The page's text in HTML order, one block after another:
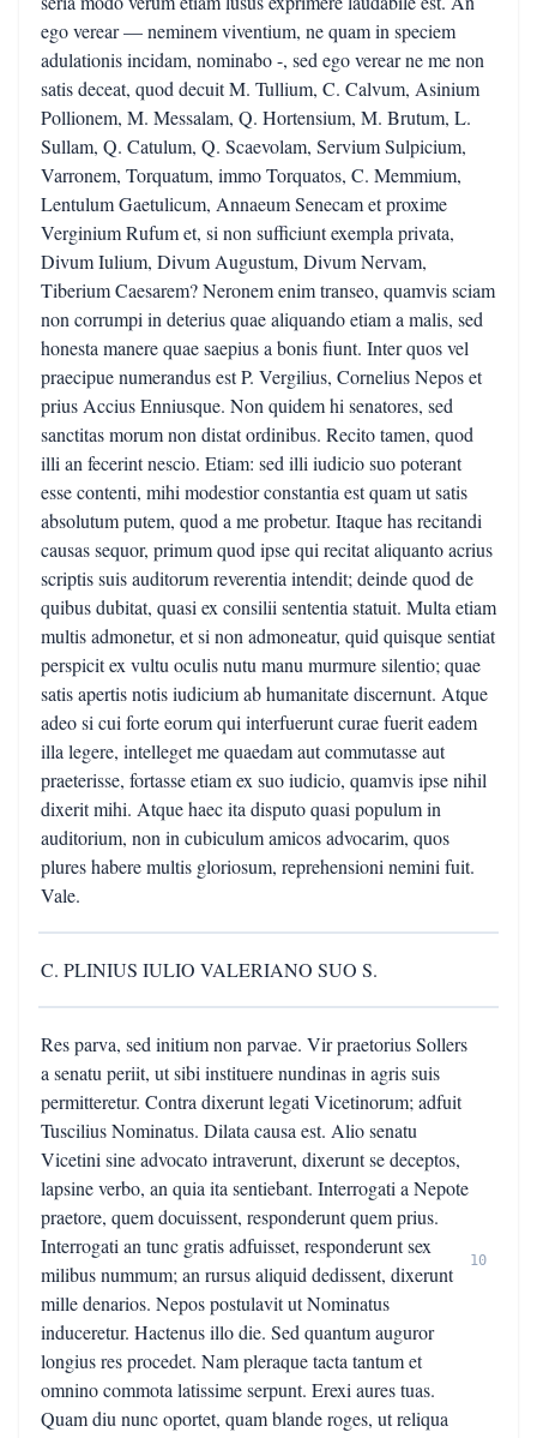
ego verear — neminem viventium, ne quam in speciem
adulationis incidam, nominabo -, sed ego verear ne me non
satis deceat, quod decuit M. Tullium, C. Calvum, Asinium
Pollionem, M. Messalam, Q. Hortensium, M. Brutum, L.
Sullam, Q. Catulum, Q. Scaevolam, Servium Sulpicium,
Varronem, Torquatum, immo Torquatos, C. Memmium,
Lentulum Gaetulicum, Annaeum Senecam et proxime
Verginium Rufum et, si non sufficiunt exempla privata,
Divum Iulium, Divum Augustum, Divum Nervam,
Tiberium Caesarem? Neronem enim transeo, quamvis sciam
non corrumpi in deterius quae aliquando etiam a malis, sed
honesta manere quae saepius a bonis fiunt. Inter quos vel
praecipue numerandus est P. Vergilius, Cornelius Nepos et
prius Accius Enniusque. Non quidem hi senatores, sed
sanctitas morum non distat ordinibus. Recito tamen, quod
illi an fecerint nescio. Etiam: sed illi iudicio suo poterant
esse contenti, mihi modestior constantia est quam ut satis
absolutum putem, quod a me probetur. Itaque has recitandi
causas sequor, primum quod ipse qui recitat aliquanto acrius
scriptis suis auditorum reverentia intendit; deinde quod de
quibus dubitat, quasi ex consilii sententia statuit. Multa etiam
multis admonetur, et si non admoneatur, quid quisque sentiat
perspicit ex vultu oculis nutu manu murmure silentio; quae
satis apertis notis iudicium ab humanitate discernunt. Atque
adeo si cui forte eorum qui interfuerunt curae fuerit eadem
illa legere, intelleget me quaedam aut commutasse aut
praeterisse, fortasse etiam ex suo iudicio, quamvis ipse nihil
dixerit mihi. Atque haec ita disputo quasi populum in
auditorium, non in cubiculum amicos advocarim, quos
plures habere multis gloriosum, reprehensioni nemini fuit.
Vale.
C. PLINIUS IULIO VALERIANO SUO S.
Res parva, sed initium non parvae. Vir praetorius Sollers
a senatu periit, ut sibi instituere nundinas in agris suis
permitteretur. Contra dixerunt legati Vicetinorum; adfuit
Tuscilius Nominatus. Dilata causa est. Alio senatu
Vicetini sine advocato intraverunt, dixerunt se deceptos,
lapsine verbo, an quia ita sentiebant. Interrogati a Nepote
praetore, quem docuissent, responderunt quem prius.
Interrogati an tunc gratis adfuisset, responderunt sex
milibus nummum; an rursus aliquid dedissent, dixerunt
mille denarios. Nepos postulavit ut Nominatus
induceretur. Hactenus illo die. Sed quantum auguror
longius res procedet. Nam pleraque tacta tantum et
omnino commota latissime serpunt. Erexi aures tuas.
Quam diu nunc oportet, quam blande roges, ut reliqua
10